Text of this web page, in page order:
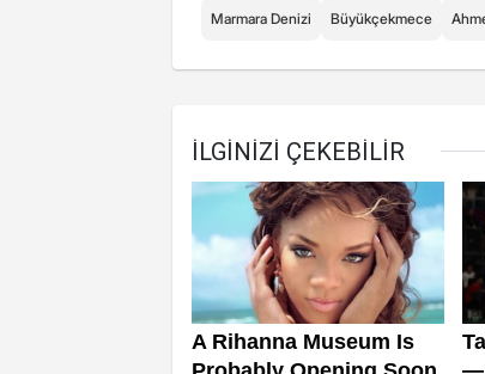
Marmara Denizi Büyükçekmece